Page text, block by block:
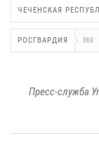
ЧЕЧЕНСКАЯ
РОСГВАРДИЯ 869
Пресс-служба